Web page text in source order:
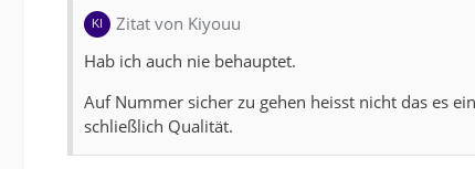
Zitat von Kiyouu
Hab ich auch nie behauptet.
Auf Nummer sicher zu gehen heisst nicht das es
schließlich Qualität.